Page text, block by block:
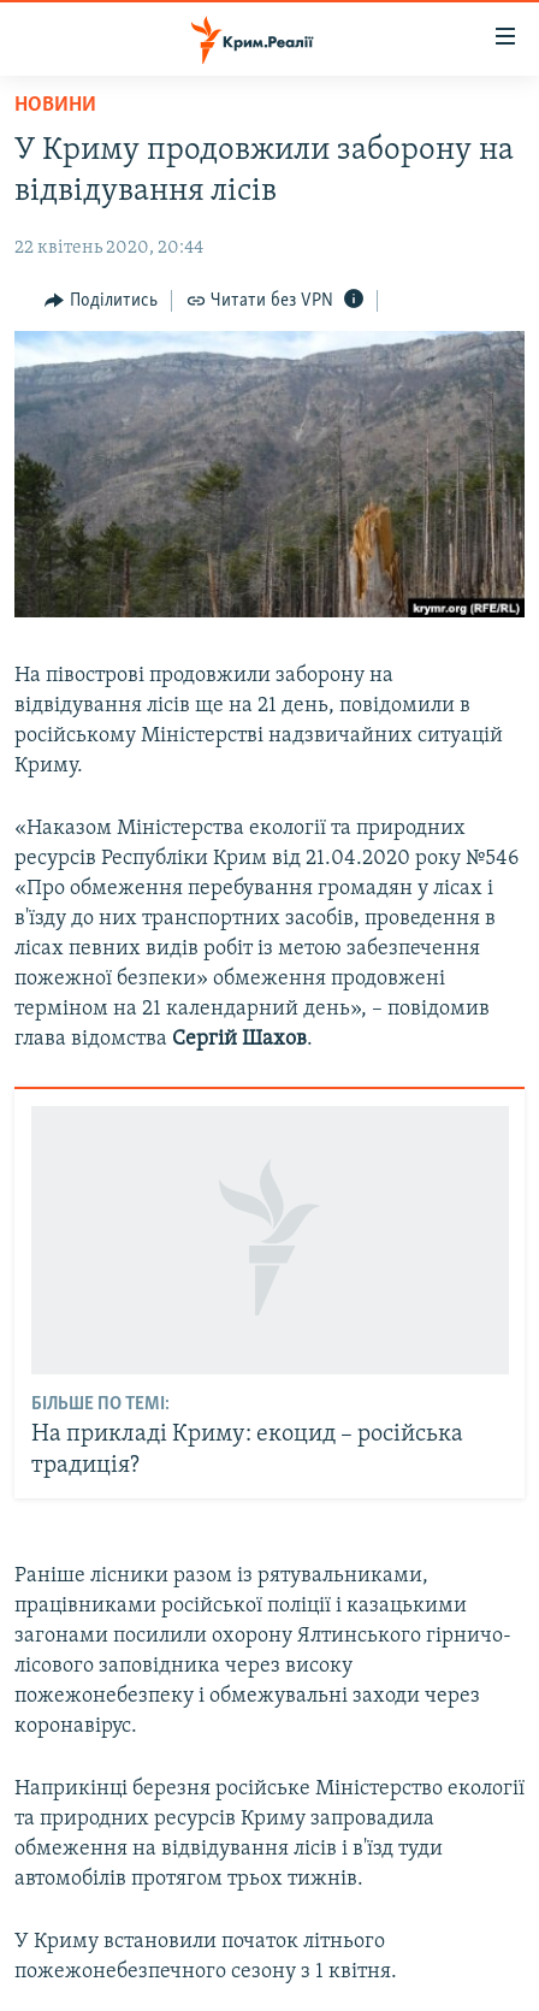
Перейти
основного
матеріалу
до
навігації
Перейти
до
пошуку
ВОДА.КРИМ
ВІДЕО ТА ФОТО
ПОЛІТИКА
БЛОГИ
ПОГЛЯД
ІНТЕРВ'Ю
ВСЕ ЗА ДЕНЬ
СПЕЦПРОЕКТИ
ДЕПОРТАЦІЯ
ВІДЕОУРОКИ «ELIFBE»
СВІДЧЕННЯ ОКУПАЦІЇ
ІНФОГРАФІКА
ЯК ОБІЙТИ БЛОКУВАННЯ
Русский
Qırımtatar
ДОЛУЧАЙСЯ!
НОВИНИ
У Криму продовжили заборону на
відвідування лісів
22 квітень 2020, 20:44
Поділитись Читати без VPN
На півострові продовжили заборону на
відвідування лісів ще на 21 день, повідомили в
російському Міністерстві надзвичайних ситуацій
Криму.
«Наказом Міністерства екології та природних
ресурсів Республіки Крим від 21.04.2020 року №546
«Про обмеження перебування громадян у лісах і
в'їзду до них транспортних засобів, проведення в
лісах певних видів робіт із метою забезпечення
пожежної безпеки» обмеження продовжені
терміном на 21 календарний день», – повідомив
глава відомства Сергій Шахов.
БІЛЬШЕ ПО ТЕМІ:
На прикладі Криму: екоцид – російська
традиція?
Раніше лісники разом із рятувальниками,
працівниками російської поліції і казацькими
загонами посилили охорону Ялтинського гірничо-
лісового заповідника через високу
пожежонебезпеку і обмежувальні заходи через
коронавірус.
Наприкінці березня російське Міністерство екології
та природних ресурсів Криму запровадила
обмеження на відвідування лісів і в'їзд туди
автомобілів протягом трьох тижнів.
У Криму встановили початок літнього
пожежонебезпечного сезону з 1 квітня.